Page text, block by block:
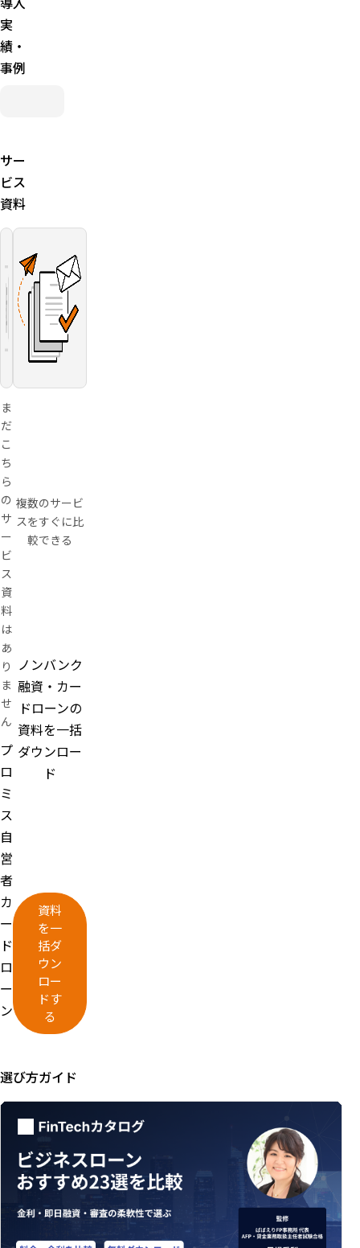
方式
（ローン
カード
外
融資ス
最短1時
間融資
（審査結
果により
異なる）
対象：個
人事業主
専用（法
人は対象
担保・保
実
績・
事例
サー
ビス
資料
ま
だ
こ
ち
ら
の
サ
ー
ビ
ス
資
料
は
あ
り
ま
せ
ん
プ
ロ
ミ
ス
自
営
者
カ
ー
ド
ロ
ー
ン
複数のサービ
スをすぐに比
較できる
ノンバンク
融資・カー
ドローンの
資料を一括
ダウンロー
ド
資料
を一
括ダ
ウン
ロー
ドす
る
選び方ガイド